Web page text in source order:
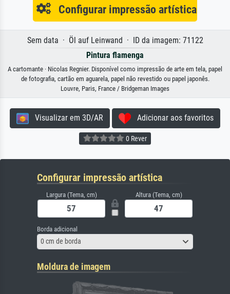
Configurar impressão artística
Sem data · Öl auf Leinwand · ID da imagem: 71122
Pintura flamenga
A cartomante · Nicolas Regnier. Disponível como impressão de arte em tela, papel
de fotografia, cartão em aguarela, papel não revestido ou papel japonês.
Louvre, Paris, France / Bridgeman Images
Visualizar em 3D/AR Adicionar aos favoritos
0 Rever
Configurar impressão artística
Largura (Tema, cm) Altura (Tema, cm)
Borda adicional
0 cm de borda
Moldura de imagem